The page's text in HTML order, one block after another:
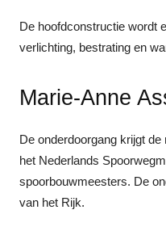
De hoofdconstructie wordt
verlichting, bestrating en
Marie-Anne
De onderdoorgang krijgt
het Nederlands
spoorbouwmeesters. De
van het Rijk.